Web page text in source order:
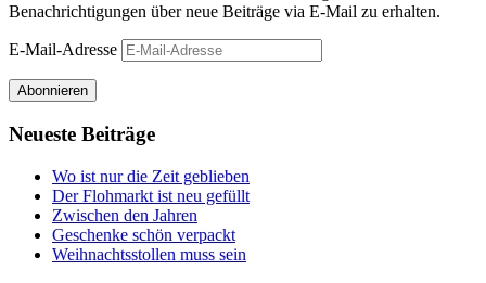
Benachrichtigungen über neue Beiträge via E-Mail zu erhalten.
E-Mail-Adresse
Abonnieren
Neueste Beiträge
Wo ist nur die Zeit geblieben
Der Flohmarkt ist neu gefüllt
Zwischen den Jahren
Geschenke schön verpackt
Weihnachtsstollen muss sein